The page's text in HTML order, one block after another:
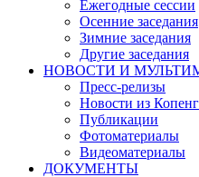
Ежегодные сессии
Осенние заседания
Зимние заседания
Другие заседания
НОВОСТИ И
Пресс-релизы
Новости из
Публикации
Фотоматериалы
Видеоматериалы
ДОКУМЕНТЫ